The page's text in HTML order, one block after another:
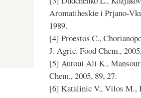
Aromatiheskie i Prjano-
1989.
[4] Proestos C.,
J. Agric. Food Chem.,
[5] Autoui Ali K.,
Chem., 2005, 89, 27.
[6] Katalinic V., Vilos M.,